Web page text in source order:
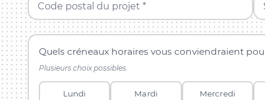
Code postal du projet *
Quels créneaux horaires vous conviendraient
Plusieurs choix possibles.
Lundi Mardi Mercredi